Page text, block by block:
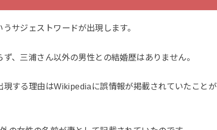
サジェストワードが出現します。
、三浦さん以外の男性との結婚歴はありません。
する理由はWikipediaに誤情報が掲載されていたことが